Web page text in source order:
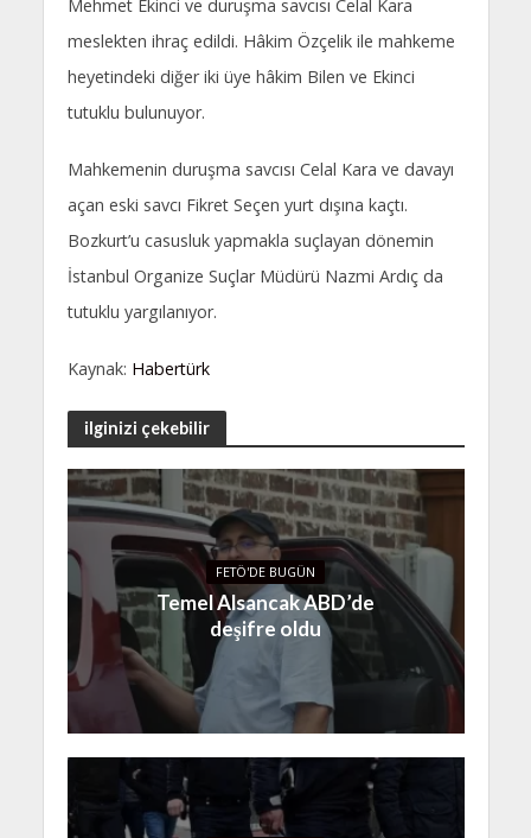
Mehmet Ekinci ve duruşma savcısı Celal Kara
meslekten ihraç edildi. Hâkim Özçelik ile mahkeme
heyetindeki diğer iki üye hâkim Bilen ve Ekinci
tutuklu bulunuyor.
Mahkemenin duruşma savcısı Celal Kara ve davayı
açan eski savcı Fikret Seçen yurt dışına kaçtı.
Bozkurt’u casusluk yapmakla suçlayan dönemin
İstanbul Organize Suçlar Müdürü Nazmi Ardıç da
tutuklu yargılanıyor.
Kaynak: Habertürk
ilginizi çekebilir
FETÖ'DE BUGÜN
Temel Alsancak ABD’de
deşifre oldu